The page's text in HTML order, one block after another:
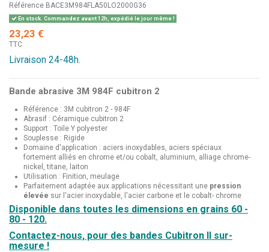
Référence BACE3M984FLA50LO2000G36
En stock. Commandez avant 12h, expédié le jour même !
23,23 €
TTC
Livraison 24-48h.
Bande abrasive 3M 984F cubitron 2
Référence : 3M cubitron 2 - 984F
Abrasif : Céramique cubitron 2
Support : Toile Y polyester
Souplesse : Rigide
Domaine d'application : aciers inoxydables, aciers spéciaux
fortement alliés en chrome et/ou cobalt, aluminium, alliage chrome-
nickel, titane, laiton
Utilisation : Finition, meulage
Parfaitement adaptée aux applications nécessitant une pression
élevée sur l'acier inoxydable, l'acier carbone et le cobalt- chrome
Disponible dans toutes les dimensions en grains 60 -
80 - 120.
Contactez-nous, pour des bandes Cubitron II sur-
mesure !